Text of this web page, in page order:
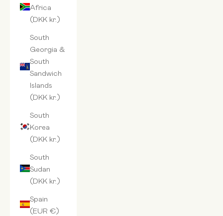
Africa
(DKK kr.)
South
Georgia &
South
Sandwich
Islands
(DKK kr.)
South
Korea
(DKK kr.)
South
Sudan
(DKK kr.)
Spain
(EUR €)